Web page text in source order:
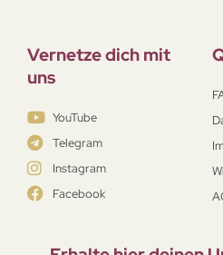
Vernetze dich mit
uns
YouTube
Telegram
Instagram
Facebook